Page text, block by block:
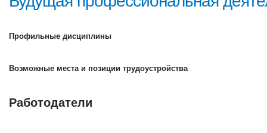
Профильные дисциплины
Возможные места и позиции трудоустройства
Работодатели